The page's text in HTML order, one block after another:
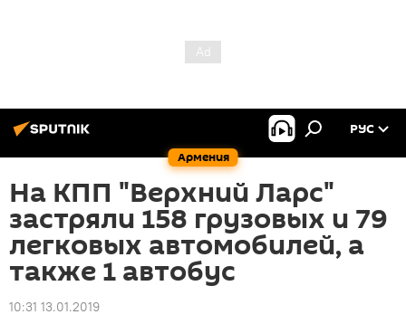
Армения
РУС
На КПП "Верхний Ларс"
застряли 158 грузовых и 79
легковых автомобилей, а
также 1 автобус
10:31 13.01.2019